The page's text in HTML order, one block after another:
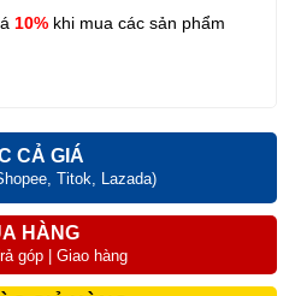
10% khi mua các sản phẩm
CẢ GIÁ
Titok, Lazada)
HÀNG
góp | Giao hàng